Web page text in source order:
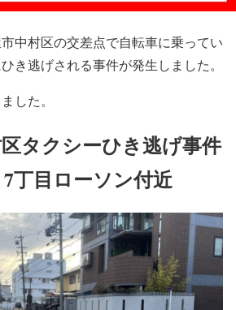
中村区の交差点で自転車に乗ってい
き逃げされる事件が発生しました。
した。
タクシーひき逃げ事件
丁目ローソン付近